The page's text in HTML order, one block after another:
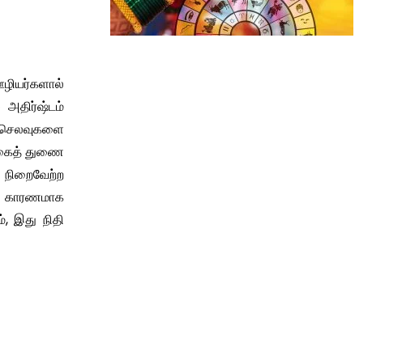
அதிர்ஷ்டம்
துணை
காரணமாக
நிதி